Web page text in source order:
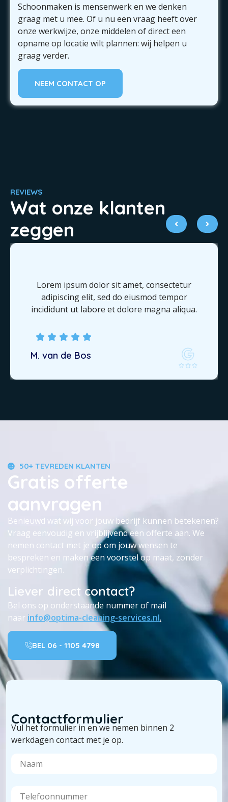
Schoonmaken is mensenwerk en we denken
graag met u mee. Of u nu een vraag heeft over
onze werkwijze, onze middelen of direct een
opname op locatie wilt plannen: wij helpen u
graag verder.
NEEM CONTACT OP
REVIEWS
Wat onze klanten
zeggen
Lorem ipsum dolor sit amet, consectetur
adipiscing elit, sed do eiusmod tempor
incididunt ut labore et dolore magna aliqua.
M. van de Bos
50+ TEVREDEN KLANTEN
Gratis offerte
aanvragen
Benieuwd wat wij voor jouw bedrijf kunnen betekenen?
Vraag eenvoudig en vrijblijvend een offerte aan. We
nemen contact met je op om jouw wensen te
bespreken en maken een voorstel op maat, zonder
verplichtingen.
Liever direct contact?
Bel ons op onderstaande nummer of mail
naar info@optima-cleaning-services.nl.
BEL 06 - 1105 4798
Contactformulier
Vul het formulier in en we nemen binnen 2
werkdagen contact met je op.